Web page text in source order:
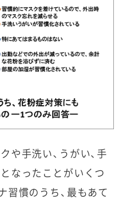
や手洗い、うがい、手
なったことがいくつ
習慣のうち、最もあて